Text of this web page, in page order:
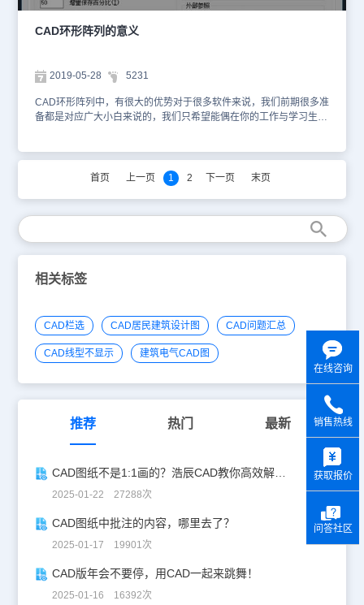
CAD环形阵列的意义
2019-05-28 5231
CAD环形阵列中，有很大的优势对于很多软件来说，我们前期很多准
备都是对应广大小白来说的，我们只希望能偶在你的工作与学习生活
单， 4、点击阵列后面的三角，在下拉菜单里找到环形阵列选项，
5、点击环形阵列选项后，在视图选择复制的图形， 6、选择复制的
形， 7、在上面的创建去修改项目数为12，视图区里就复制出来了12
个图形，该图形是围绕鼠标点击的基点为圆心复制的， 8、按下键盘
首页 上一页 1 2 下一页 末页
相关标签
CAD栏选 CAD居民建筑设计图 CAD问题汇总
CAD线型不显示 建筑电气CAD图
推荐 热门 最新
CAD图纸不是1:1画的？浩辰CAD教你高效解决！
2025-01-22 27288次
CAD图纸中批注的内容，哪里去了？
2025-01-17 19901次
CAD版年会不要停，用CAD一起来跳舞！
2025-01-16 16392次
在线咨询
销售热线
获取报价
问答社区